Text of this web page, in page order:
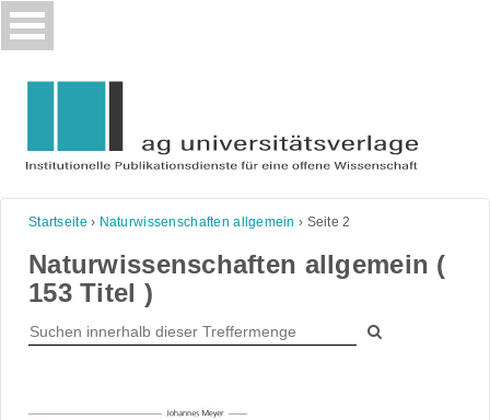
Skip
to
Startseite › Naturwissenschaften allgemein › Seite 2
Naturwissenschaften allgemein (
153 Titel )